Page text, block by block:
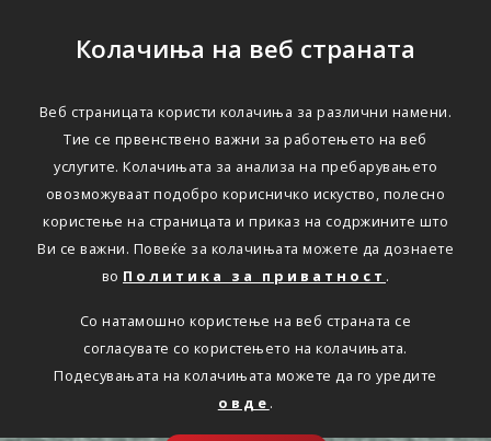
Колачиња на веб страната
Веб страницата користи колачиња за различни намени.
Тие се првенствено важни за работењето на веб
услугите. Колачињата за анализа на пребарувањето
овозможуваат подобро корисничко искуство, полесно
користење на страницата и приказ на содржините што
Ви се важни. Повеќе за колачињата можете да дознаете
во Политика за приватност .
Со натамошно користење на веб страната се
согласувате со користењето на колачињата.
Подесувањата на колачињата можете да го уредите
овде .